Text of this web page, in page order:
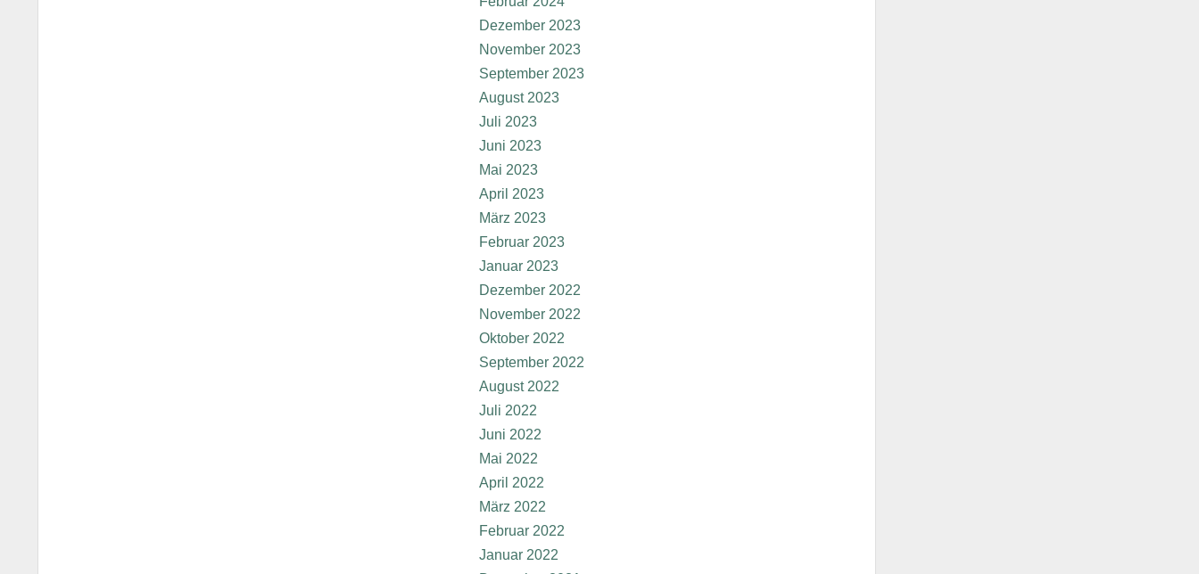
Dezember 2023
November 2023
September 2023
August 2023
Juli 2023
Juni 2023
Mai 2023
April 2023
März 2023
Februar 2023
Januar 2023
Dezember 2022
November 2022
Oktober 2022
September 2022
August 2022
Juli 2022
Juni 2022
Mai 2022
April 2022
März 2022
Februar 2022
Januar 2022